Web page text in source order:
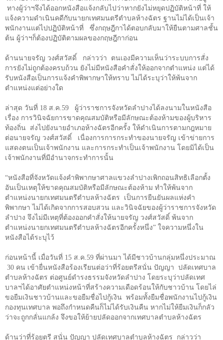
ทางผู้ว่าฯจึงได้ออกหนังสือแจ้งกลับไปว่าหากยังไม่หยุดปฏิบัติหน้าที่ ให้
แจ้งความดำเนินคดีกับนายกเทศมนตรีตำบลห้างฉัตร ฐานไม่ได้เป็นเจ้า
พนักงานแต่ไปปฏิบัติหน้าที่ ซึ่งกฤษฎีกาได้ตอบกลับมาให้ยืนตามศาลชั้น
ต้น ผู้ว่าฯก็ต้องปฏิบัติตามผลของกฤษฎีกาก่อน
ด้านนายจรัญ วงศ์สวัสดิ์ กล่าวว่า
ตนเองมีความเห็นว่าระบบการสั่ง
การยังไม่ถูกต้องครบถ้วน ยังไม่มีหนังสือคำสั่งให้ออกจากตำแหน่ง แต่ได้
รับหนังสือเป็นการแจ้งคำพิพากษาให้ทราบ ไม่ได้ระบุว่าให้พ้นจาก
ตำแหน่งแต่อย่างใด
ล่าสุด วันที่ 18 ส.ค. 59 ผู้ว่าราชการจังหวัดลำปางได้ลงนามในหนังสือ
เรื่อง การวินิจฉัยการขาดคุณสมบัติหรือมีลักษณะต้องห้ามของผู้บริหาร
ท้องถิ่น ส่งไปยังนายอำเภอห้างฉัตรอีกครั้ง ให้ดำเนินการตามกฎหมาย
ต่อนายจรัญ วงศ์สวัสดิ์ เนื่องการการกระทำของนายจรัญ เข้าข่ายการ
แสดงตนเป็นเจ้าพนักงาน และการกระทำเป็นเจ้าพนักงาน โดยมิได้เป็น
เจ้าพนักงานที่มีอำนาจกระทำการนั้น
“หนังสือที่จังหวัดแจ้งคำพิพากษาศาลแขวงลำปางเพิกถอนสิทธิเลือกตั้ง
อันเป็นเหตุให้ขาดคุณสมบัติหรือมีลักษณะต้องห้าม ทำให้พ้นจาก
ตำแหน่งนายกเทศมนตรีตำบลห้างฉัตร เป็นการยืนยันผลแห่งคำ
พิพากษา ไม่ได้เกิดจากการสอบสวน และวินิจฉัยของผู้ว่าราชการจังหวัด
ลำปาง จึงไม่มีเหตุที่ต้องออกคำสั่งให้นายจรัญ วงศ์สวัสดิ์ พ้นจาก
ตำแหน่งนายกเทศมนตรีตำบลห้างฉัตรอีกครั้งหนึ่ง” ใจความหนึ่งใน
หนังสือได้ระบุไว้
ก่อนหน้านี้ เมื่อวันที่ 15 ส.ค. 59 ที่ผ่านมา ได้มีชาวบ้านกลุ่มหนึ่งประมาณ
30 คน เข้ายื่นหนังสือร้องเรียนต่อว่าที่ร้อยตรีสนั่น ปัญญา ปลัดเทศบาล
ตำบลห้างฉัตร ต่อศูนย์ดำรงธรรมจังหวัดลำปาง โดยระบุว่าปลัดเทศ
บาลฯได้อาศัยตำแหน่งหน้าที่สร้างความเดือดร้อนให้กับชาวบ้าน โดยไล่
ขอยืมเงินชาวบ้านและขอยืมชื่อไปกู้เงิน พร้อมทั้งยืมชื่อพนักงานไปกู้เงิน
กองทุนเทศบาล พอถึงกำหนดคืนก็ไม่ได้รับเงินคืน หากไม่ให้ยืมเงินก็กลัว
ว่าจะถูกกลั่นแกล้ง จึงขอให้ย้ายปลัดออกจากเทศบาลตำบลห้างฉัตร
ด้านว่าที่ร้อยตรี สนั่น ปัญญา ปลัดเทศบาลตำบลห้างฉัตร กล่าวว่า